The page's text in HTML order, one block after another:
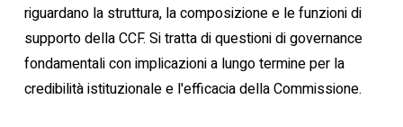
riguardano la struttura, la composizione e le funzioni di
supporto della CCF. Si tratta di questioni di governance
fondamentali con implicazioni a lungo termine per la
credibilità istituzionale e l'efficacia della Commissione.